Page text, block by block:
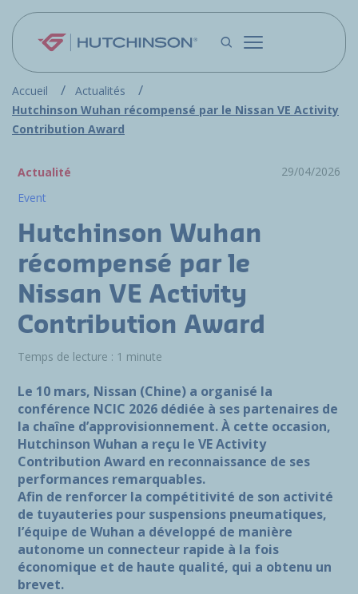
Aller au contenu principal
Accueil
Actualités
Hutchinson Wuhan récompensé par le Nissan VE Activity
Contribution Award
Actualité
29/04/2026
Event
Hutchinson Wuhan
récompensé par le
Nissan VE Activity
Contribution Award
Temps de lecture : 1 minute
Le 10 mars, Nissan (Chine) a organisé la
conférence NCIC 2026 dédiée à ses partenaires de
la chaîne d’approvisionnement. À cette occasion,
Hutchinson Wuhan a reçu le VE Activity
Contribution Award en reconnaissance de ses
performances remarquables.
Afin de renforcer la compétitivité de son activité
de tuyauteries pour suspensions pneumatiques,
l’équipe de Wuhan a développé de manière
autonome un connecteur rapide à la fois
économique et de haute qualité, qui a obtenu un
brevet.